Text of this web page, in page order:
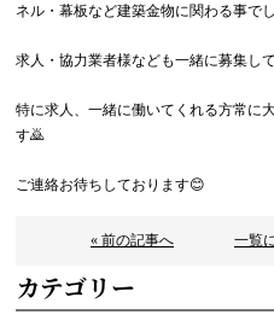
ネル・幕板など建築金物に関わる事で
求人・協力業者様なども一緒に募集し
特に求人、一緒に働いてくれる方常に
す🙇
ご連絡お待ちしております😊
« 前の記事へ 一覧
カテゴリー